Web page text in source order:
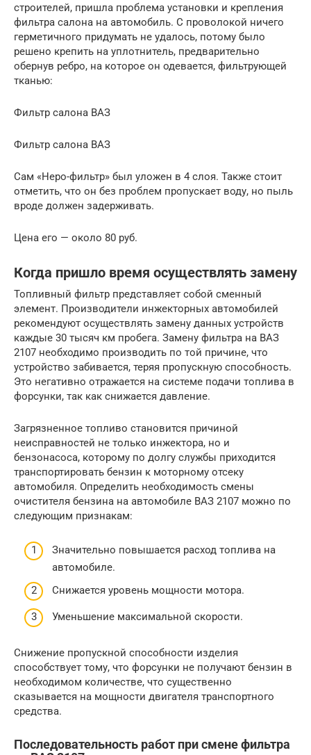
строителей, пришла проблема установки и крепления
фильтра салона на автомобиль. С проволокой ничего
герметичного придумать не удалось, потому было
решено крепить на уплотнитель, предварительно
обернув ребро, на которое он одевается, фильтрующей
тканью:
Фильтр салона ВАЗ
Фильтр салона ВАЗ
Сам «Неро-фильтр» был уложен в 4 слоя. Также стоит
отметить, что он без проблем пропускает воду, но пыль
вроде должен задерживать.
Цена его — около 80 руб.
Когда пришло время осуществлять замену
Топливный фильтр представляет собой сменный
элемент. Производители инжекторных автомобилей
рекомендуют осуществлять замену данных устройств
каждые 30 тысяч км пробега. Замену фильтра на ВАЗ
2107 необходимо производить по той причине, что
устройство забивается, теряя пропускную способность.
Это негативно отражается на системе подачи топлива в
форсунки, так как снижается давление.
Загрязненное топливо становится причиной
неисправностей не только инжектора, но и
бензонасоса, которому по долгу службы приходится
транспортировать бензин к моторному отсеку
автомобиля. Определить необходимость смены
очистителя бензина на автомобиле ВАЗ 2107 можно по
следующим признакам:
Значительно повышается расход топлива на
автомобиле.
Снижается уровень мощности мотора.
Уменьшение максимальной скорости.
Снижение пропускной способности изделия
способствует тому, что форсунки не получают бензин в
необходимом количестве, что существенно
сказывается на мощности двигателя транспортного
средства.
Последовательность работ при смене фильтра